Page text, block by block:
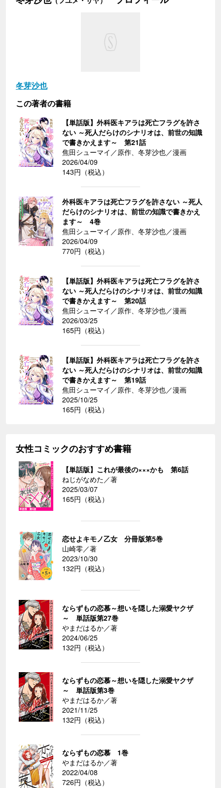
冬芽沙也
この著者の書籍
【単話版】外科医キアラは死亡フラグを許さ
ない ～死人だらけのシナリオは、前世の知識
で書きかえます～ 第21話
焦田シューマイ／原作、冬芽沙也／漫画
2026/04/09
143円（税込）
外科医キアラは死亡フラグを許さない ～死人
だらけのシナリオは、前世の知識で書きかえ
ます～ 4巻
焦田シューマイ／原作、冬芽沙也／漫画
2026/04/09
770円（税込）
【単話版】外科医キアラは死亡フラグを許さ
ない ～死人だらけのシナリオは、前世の知識
で書きかえます～ 第20話
焦田シューマイ／原作、冬芽沙也／漫画
2026/03/25
165円（税込）
【単話版】外科医キアラは死亡フラグを許さ
ない ～死人だらけのシナリオは、前世の知識
で書きかえます～ 第19話
焦田シューマイ／原作、冬芽沙也／漫画
2025/10/25
165円（税込）
女性コミックのおすすめ書籍
【単話版】これが最後の×××かも 第6話
ねじがなめた／著
2025/03/07
165円（税込）
恋せよキモノ乙女 分冊版第5巻
山崎零／著
2023/10/30
132円（税込）
ならずもの恋慕～想いを隠した溺愛ヤクザ
～ 単話版第27巻
やまだはるか／著
2024/06/25
132円（税込）
ならずもの恋慕～想いを隠した溺愛ヤクザ
～ 単話版第3巻
やまだはるか／著
2021/11/25
132円（税込）
ならずもの恋慕 1巻
やまだはるか／著
2022/04/08
726円（税込）